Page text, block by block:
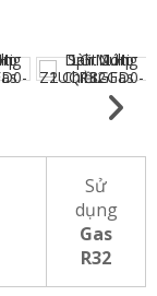
Sử
dụng
Gas
R32